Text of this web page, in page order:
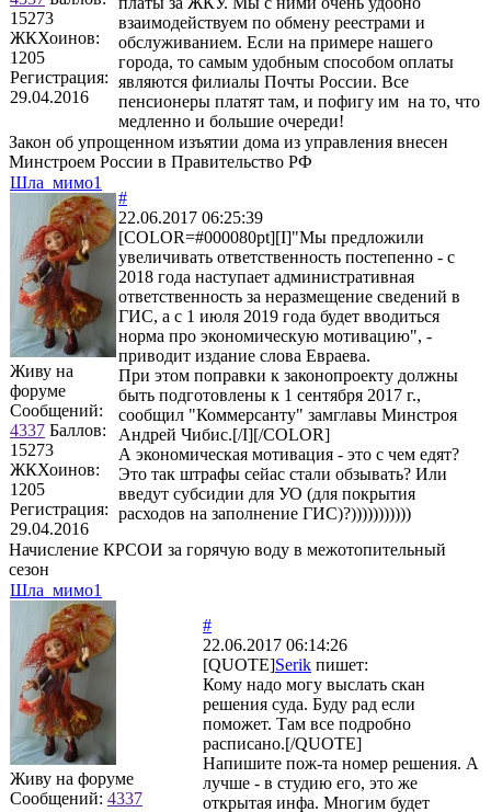
15273
ЖКХоинов:
1205
Регистрация:
29.04.2016
взаимодействуем по обмену реестрами и
обслуживанием. Если на примере нашего
города, то самым удобным способом оплаты
являются филиалы Почты России. Все
пенсионеры платят там, и пофигу им на то, что
медленно и большие очереди!
Закон об упрощенном изъятии дома из управления внесен
Минстроем России в Правительство РФ
Шла_мимо1
Живу на
форуме
Сообщений:
4337 Баллов:
15273
ЖКХоинов:
1205
Регистрация:
29.04.2016
#
22.06.2017 06:25:39
[COLOR=#000080pt][I]"Мы предложили
увеличивать ответственность постепенно - с
2018 года наступает административная
ответственность за неразмещение сведений в
ГИС, а с 1 июля 2019 года будет вводиться
норма про экономическую мотивацию", -
приводит издание слова Евраева.
При этом поправки к законопроекту должны
быть подготовлены к 1 сентября 2017 г.,
сообщил "Коммерсанту" замглавы Минстроя
Андрей Чибис.[/I][/COLOR]
А экономическая мотивация - это с чем едят?
Это так штрафы сейас стали обзывать? Или
введут субсидии для УО (для покрытия
расходов на заполнение ГИС)?)))))))))))
Начисление КРСОИ за горячую воду в межотопительный
сезон
Шла_мимо1
Живу на форуме
Сообщений: 4337
#
22.06.2017 06:14:26
[QUOTE]Serik пишет:
Кому надо могу выслать скан
решения суда. Буду рад если
поможет. Там все подробно
расписано.[/QUOTE]
Напишите пож-та номер решения. А
лучше - в студию его, это же
открытая инфа. Многим будет